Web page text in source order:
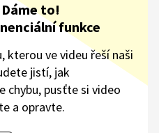
to!
funkce
kterou ve videu řeší naši
jistí, jak
chybu, pusťte si video
a opravte.